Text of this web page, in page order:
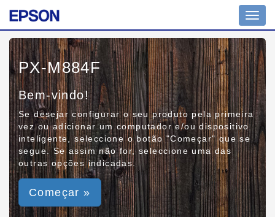
PX-M884F
Bem-vindo!
Se desejar configurar o seu produto pela primeira
vez ou adicionar um computador e/ou dispositivo
inteligente, seleccione o botão "Começar" que se
segue. Se assim não for, seleccione uma das
outras opções indicadas.
Começar »